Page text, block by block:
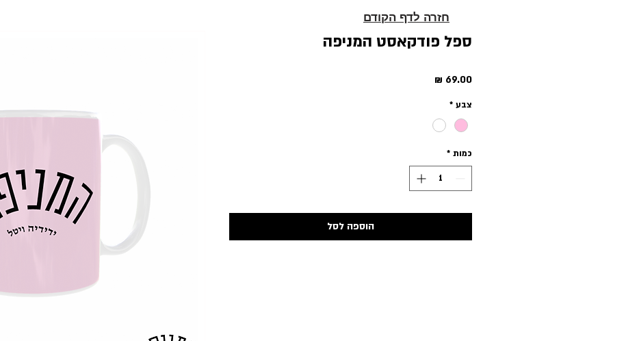
ספל פודקאסט המניפה
צבע *
כמות *
הוספה לסל
חזרה לדף הקודם